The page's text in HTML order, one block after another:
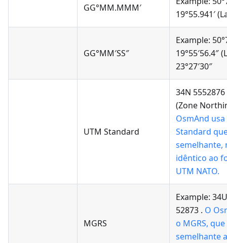
GG°MM.MMM′
19°55.941′
GG°MM′SS″
Example:
19°55′56.4″
23°27′30″
UTM Standard
34N
(Zone
OsmAnd
Standard
semelhante,
idêntico ao
UTM NATO.
MGRS
Example:
52873 . O
o MGRS, que
semelhante